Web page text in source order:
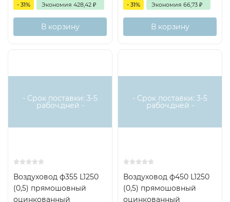
- 31% Экономия 428,42 ₽
В корзину
- 31% Экономия 66,73 ₽
В корзину
- Срок поставки: 3-5
рабоч.дней -
Воздуховод ф355 L1250
(0,5) прямошовный
оцинкованный
- Срок поставки: 3-5
рабоч.дней -
Воздуховод ф450 L1250
(0,5) прямошовный
оцинкованный